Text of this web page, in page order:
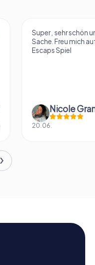
Super , sehr schön
Sache. Freu mich
Escaps Spiel
Nicole
20.06.